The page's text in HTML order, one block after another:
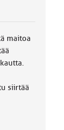
maitoa
siirtää